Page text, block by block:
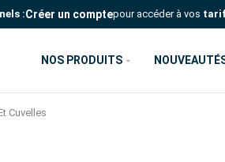
:Créer un comptepour accéder à vos
NOS PRODUITS
Cuvelles